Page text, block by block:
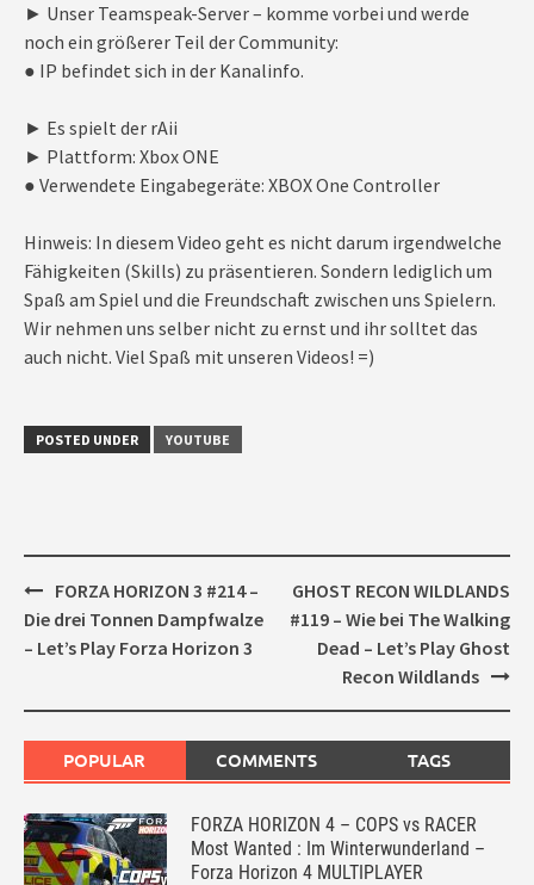
► Unser Teamspeak-Server – komme vorbei und werde
noch ein größerer Teil der Community:
● IP befindet sich in der Kanalinfo.
► Es spielt der rAii
► Plattform: Xbox ONE
● Verwendete Eingabegeräte: XBOX One Controller
Hinweis: In diesem Video geht es nicht darum irgendwelche
Fähigkeiten (Skills) zu präsentieren. Sondern lediglich um
Spaß am Spiel und die Freundschaft zwischen uns Spielern.
Wir nehmen uns selber nicht zu ernst und ihr solltet das
auch nicht. Viel Spaß mit unseren Videos! =)
POSTED UNDER YOUTUBE
Post
navigation
FORZA HORIZON 3 #214 –
Die drei Tonnen Dampfwalze
– Let’s Play Forza Horizon 3
GHOST RECON WILDLANDS
#119 – Wie bei The Walking
Dead – Let’s Play Ghost
Recon Wildlands
POPULAR COMMENTS TAGS
FORZA HORIZON 4 – COPS vs RACER
Most Wanted : Im Winterwunderland –
Forza Horizon 4 MULTIPLAYER